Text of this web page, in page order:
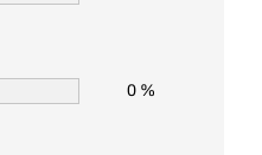
0 %